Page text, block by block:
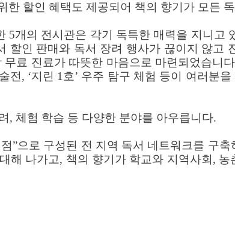
할인 혜택도 제공되어 책의 향기가 모든
개의 전시관은 각기 독특한 매력을 지니고
인 판매와 독서 장려 행사가 끊이지 않고
료 진료가 따뜻한 마음으로 마련되었습니
, ‘지린 1호’ 우주 탐구 체험 등이 여러분
, 체험 학습 등 다양한 분야를 아우릅니다.
”으로 구성된 전 지역 독서 네트워크를 구
나가고, 책의 향기가 학교와 지역사회,